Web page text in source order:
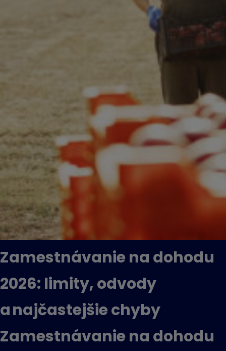
Zamestnávanie na dohodu
2026: limity, odvody
a najčastejšie chyby
Zamestnávanie na dohodu